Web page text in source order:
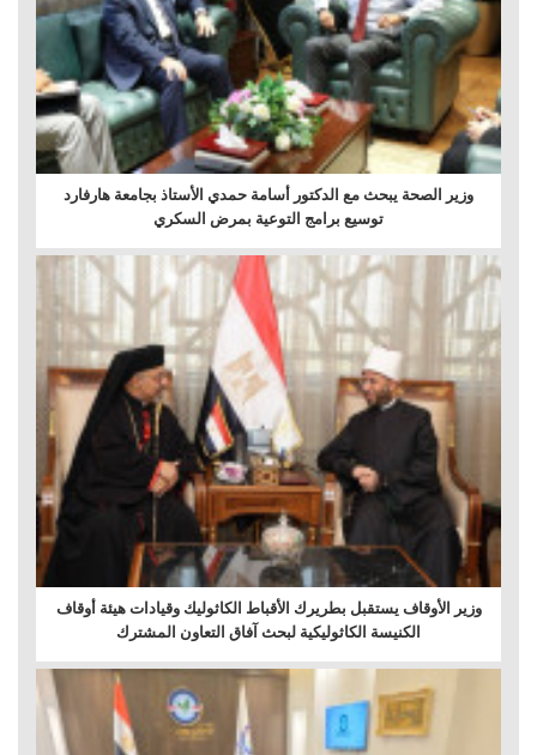
وزير الصحة يبحث مع الدكتور أسامة حمدي الأستاذ بجامعة هارفارد
توسيع برامج التوعية بمرض السكري
وزير الأوقاف يستقبل بطريرك الأقباط الكاثوليك وقيادات هيئة أوقاف
الكنيسة الكاثوليكية لبحث آفاق التعاون المشترك